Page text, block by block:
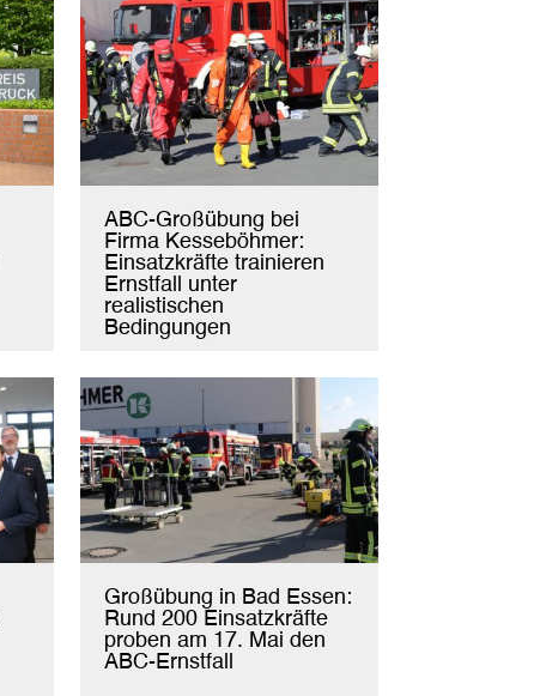
ABC-Großübung bei
Firma Kesseböhmer:
Einsatzkräfte trainieren
Ernstfall unter
realistischen
Bedingungen
Großübung in Bad Essen:
Rund 200 Einsatzkräfte
proben am 17. Mai den
ABC-Ernstfall